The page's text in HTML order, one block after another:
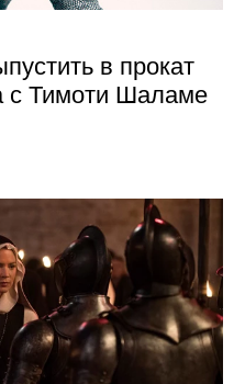
в прокат
с Тимоти Шаламе